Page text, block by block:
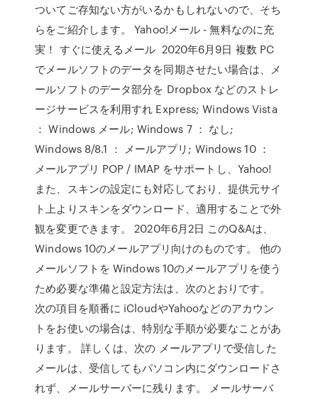
ついてご存知ない方がいるかもしれないので、そち
らをご紹介します。 Yahoo!メール - 無料なのに充
実！ すぐに使えるメール 2020年6月9日 複数 PC
でメールソフトのデータを同期させたい場合は、メ
ールソフトのデータ部分を Dropbox などのストレ
ージサービスを利用すれ Express; Windows Vista
： Windows メール; Windows 7 ： なし;
Windows 8/8.1 ： メールアプリ; Windows 10 ：
メールアプリ POP / IMAP をサポートし、Yahoo!
また、スキンの設定にも対応しており、提供元サイ
ト上よりスキンをダウンロード、適用することで外
観を変更できます。 2020年6月2日 このQ&Aは、
Windows 10のメールアプリ向けのものです。 他の
メールソフトを Windows 10のメールアプリを使う
ため必要な準備と設定方法は、次のとおりです。
次の項目を順番に iCloudやYahooなどのアカウン
トをお使いの場合は、特別な手順が必要なことがあ
ります。 詳しくは、次の メールアプリで受信した
メールは、受信してもパソコン内にダウンロードさ
れず、メールサーバーに残ります。 メールサーバ